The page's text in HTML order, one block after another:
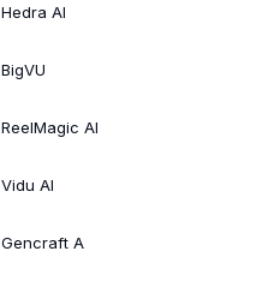
Hedra AI
BigVU
ReelMagic AI
Vidu AI
Gencraft A